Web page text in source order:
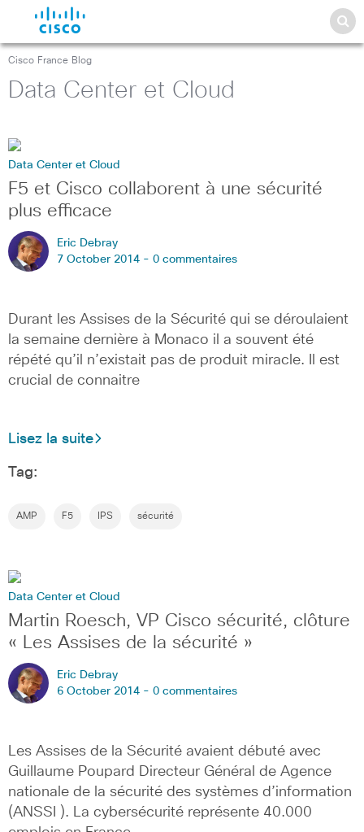
Cisco France Blog
Data Center et Cloud
Data Center et Cloud
F5 et Cisco collaborent à une sécurité
plus efficace
Eric Debray
7 October 2014 - 0 commentaires
Durant les Assises de la Sécurité qui se déroulaient
la semaine dernière à Monaco il a souvent été
répété qu’il n’existait pas de produit miracle. Il est
crucial de connaitre
Lisez la suite
Tag:
AMP F5 IPS sécurité
Data Center et Cloud
Martin Roesch, VP Cisco sécurité, clôture
« Les Assises de la sécurité »
Eric Debray
6 October 2014 - 0 commentaires
Les Assises de la Sécurité avaient débuté avec
Guillaume Poupard Directeur Général de Agence
nationale de la sécurité des systèmes d’information
(ANSSI ). La cybersécurité représente 40.000